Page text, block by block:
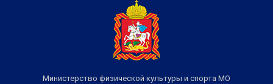
Министерство физической культуры и спорта МО